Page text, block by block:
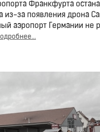
Франкфурта
из-за появления дрона
аэропорт Германии не